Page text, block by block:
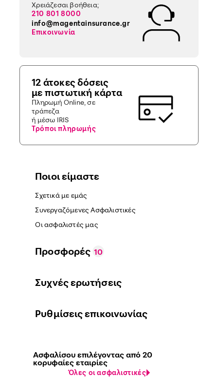
Ποιοι είμαστε
Σχετικά με εμάς
Συνεργαζόμενες Ασφαλιστικές
Οι ασφαλιστές μας
Προσφορές 10
Συχνές ερωτήσεις
Ρυθμίσεις επικοινωνίας
Ασφαλίσου επιλέγοντας από 20
κορυφαίες εταιρίες
Όλες οι ασφαλιστικές
Χρειάζεσαι βοήθεια;
210 801 8000
info@magentainsurance.gr
Επικοινωνία
12 άτοκες δόσεις
με πιστωτική κάρτα
Πληρωμή Online, σε
τράπεζα
ή μέσω IRIS
Τρόποι πληρωμής